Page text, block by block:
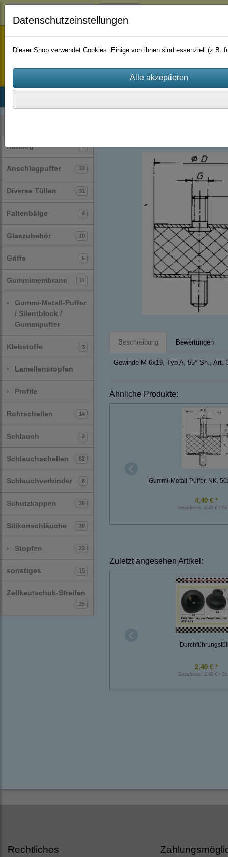
staufenbiel-berlin
Katalog 1
Anschlagpuffer 33
Diverse Tüllen 31
Faltenbälge 4
Glaszubehör 10
Griffe 5
Gummimembrane 11
›
Gummi-Metall-Puffer
/ Silentblock /
Gummipuffer
Klebstoffe 3
› Lamellenstopfen
› Profile
Rohrschellen 14
Schlauch 2
Schlauchschellen 62
Schlauchverbinder 8
Schutzkappen 39
Silikonschläuche 30
› Stopfen 23
sonstiges 15
Zellkautschuk-Streifen
25
Beschreibung Bewertungen
Gewinde M 6x19, Typ A, 55° Sh., Art.
Ähnliche Produkte:
Gummi-Metall-Puffer, NK,
4,40 € *
Grundpreis: 4,40 € /
Zuletzt angesehen Artikel:
2,40 € *
Grundpreis: 2,40 € /
Rechtliches
Datenschutzeinstellungen
Dieser Shop verwendet Cookies. Einige von ihnen sind essenziell (z.B.